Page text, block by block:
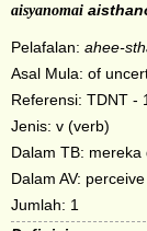
aisyanomai
Pelafalan: ahee-
Asal Mula: of
Referensi: TDNT -
Jenis: v (verb)
Dalam TB: mereka
Dalam AV: perceive
Jumlah: 1